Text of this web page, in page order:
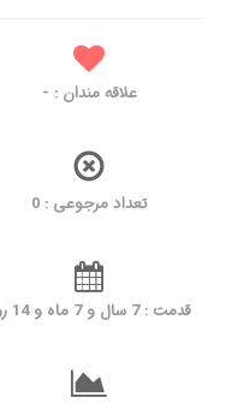
علاقه مندان : -
تعداد مرجوعی : 0
قدمت : 7 سال و 7 ماه و 14 روز